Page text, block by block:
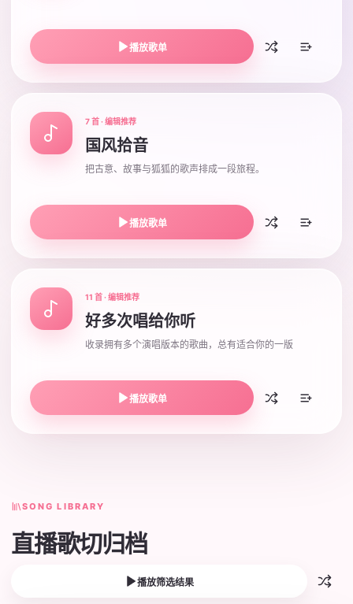
播放歌单
7 首 · 编辑推荐
国风拾音
把古意、故事与狐狐的歌声排成一段旅程。
播放歌单
11 首 · 编辑推荐
好多次唱给你听
收录拥有多个演唱版本的歌曲，总有适合你的一版
播放歌单
SONG LIBRARY
直播歌切归档
播放筛选结果